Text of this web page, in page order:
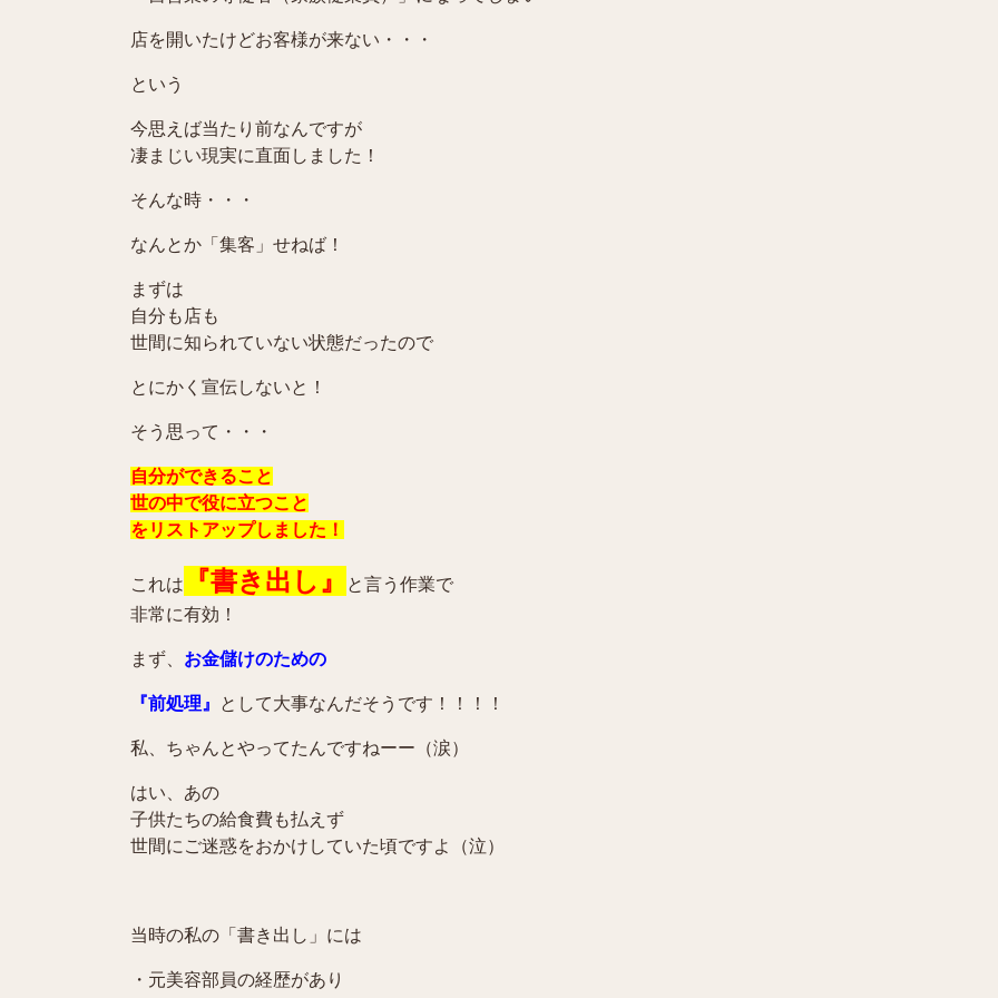
店を開いたけどお客様が来ない・・・
という
今思えば当たり前なんですが
凄まじい現実に直面しました！
そんな時・・・
なんとか「集客」せねば！
まずは
自分も店も
世間に知られていない状態だったので
とにかく宣伝しないと！
そう思って・・・
自分ができること
世の中で役に立つこと
をリストアップしました！
これは 『書き出し』
と言う作業で
非常に有効！
まず、 お金儲けのための
『前処理』 として大事なんだそうです！！！！
私、ちゃんとやってたんですねーー（涙）
はい、あの
子供たちの給食費も払えず
世間にご迷惑をおかけしていた頃ですよ（泣）
当時の私の「書き出し」には
・元美容部員の経歴があり